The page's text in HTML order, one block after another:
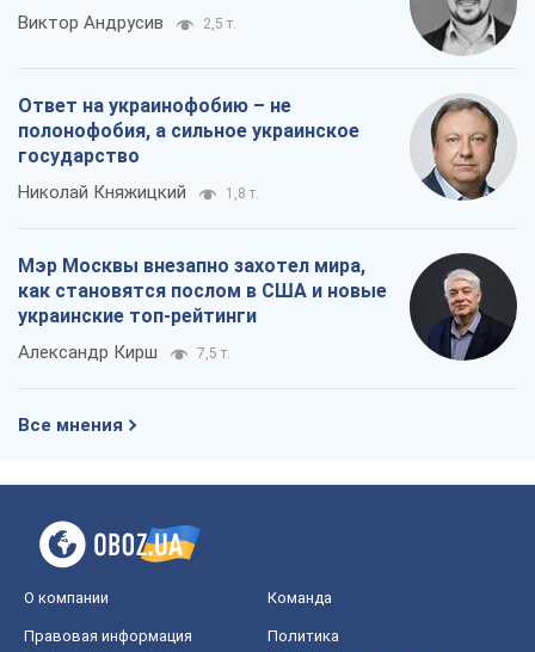
Виктор Андрусив 2,5 т.
Ответ на украинофобию – не
полонофобия, а сильное украинское
государство
Николай Княжицкий 1,8 т.
Мэр Москвы внезапно захотел мира,
как становятся послом в США и новые
украинские топ-рейтинги
Александр Кирш 7,5 т.
Все мнения
О компании Команда
Правовая информация
Политика